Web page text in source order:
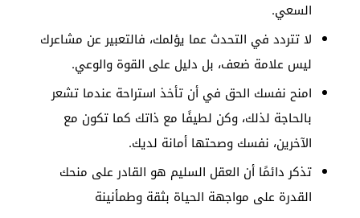
السعي.
لا تتردد في التحدث عما يؤلمك، فالتعبير عن مشاعرك
ليس علامة ضعف، بل دليل على القوة والوعي.
امنح نفسك الحق في أن تأخذ استراحة عندما تشعر
بالحاجة لذلك، وكن لطيفًا مع ذاتك كما تكون مع
الآخرين، نفسك وصحتها أمانة لديك.
تذكر دائمًا أن العقل السليم هو القادر على منحك
القدرة على مواجهة الحياة بثقة وطمأنينة